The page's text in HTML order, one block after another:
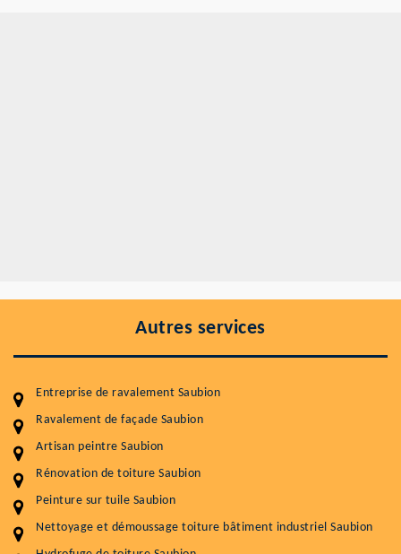
Autres services
Entreprise de ravalement Saubion
Ravalement de façade Saubion
Artisan peintre Saubion
Rénovation de toiture Saubion
Peinture sur tuile Saubion
Nettoyage et démoussage toiture bâtiment industriel Saubion
Entretenir votre toiture, c'est préserver sa
durabilité
Plus de 15 ans d'expérience en couverture et facade
Service